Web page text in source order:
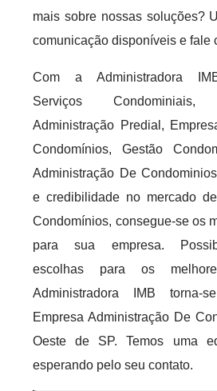
mais sobre nossas soluções?
comunicação disponíveis e fale
Com a Administradora
Serviços
Administração Predial,
Condomínios, Gestão
Administração De
e credibilidade no mercado
Condomínios, consegue-se os
para sua empresa.
escolhas para os
Administradora IMB torna-
Empresa Administração De
Oeste de SP. Temos uma
esperando pelo seu contato.